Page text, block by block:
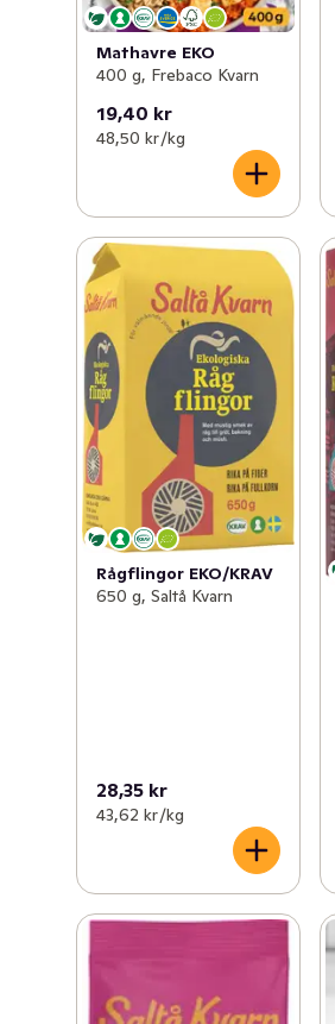
Mathavre EKO
400 g, Frebaco Kvarn
19,40 kr
48,50 kr /kg
Rågflingor EKO/KRAV
650 g, Saltå Kvarn
28,35 kr
43,62 kr /kg